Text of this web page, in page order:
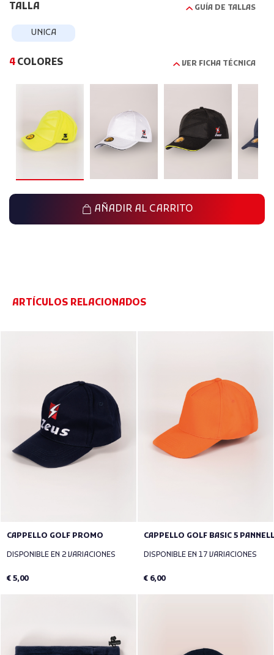
TALLA GUÍA DE TALLAS
UNICA
4COLORES VER FICHA TÉCNICA
AÑADIR AL CARRITO
ARTÍCULOS RELACIONADOS
CAPPELLO GOLF PROMO
DISPONIBLE EN 2 VARIACIONES
€ 5,00
CAPPELLO GOLF BASIC 5
DISPONIBLE EN 17 VARIACIONES
€ 6,00